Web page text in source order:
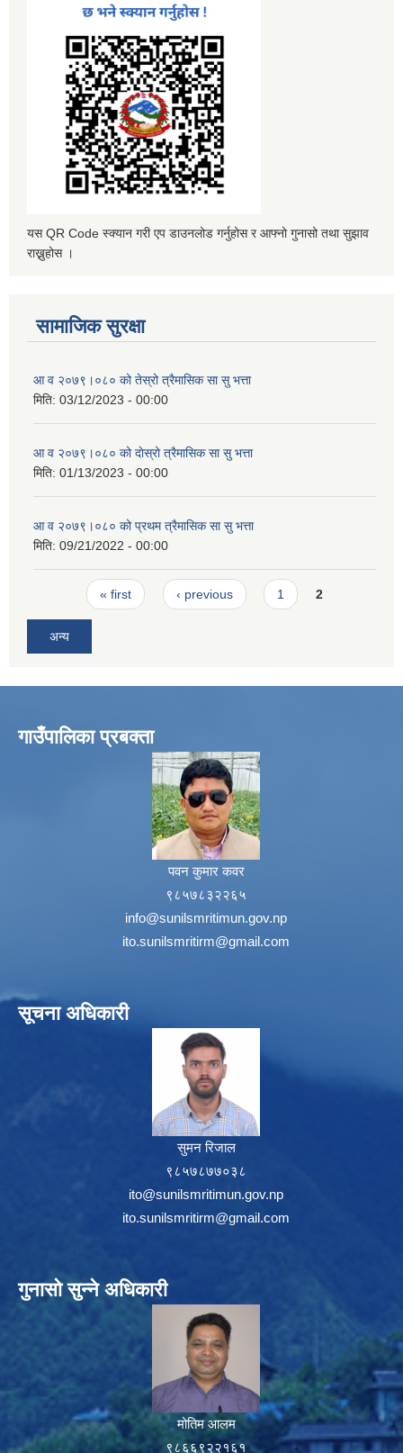
यस QR Code स्क्यान गरी एप डाउनलोड गर्नुहोस र आफ्नो गुनासो तथा सुझाव
राख्नुहोस ।
सामाजिक सुरक्षा
आ व २०७९।०८० को तेस्रो त्रैमासिक सा सु भत्ता
मिति: 03/12/2023 - 00:00
आ व २०७९।०८० को दाेस्रो त्रैमासिक सा सु भत्ता
मिति: 01/13/2023 - 00:00
आ व २०७९।०८० को प्रथम त्रैमासिक सा सु भत्ता
मिति: 09/21/2022 - 00:00
Pages« first ‹ previous 1 2
अन्य
गाउँपालिका प्रबक्ता
पवन कुमार कवर
९८५७८३२२६५
info@sunilsmritimun.gov.np
ito.sunilsmritirm@gmail.com
सूचना अधिकारी
सुमन रिजाल
९८५७८७७०३८
ito@sunilsmritimun.gov.np
ito.sunilsmritirm@gmail.com
गुनासो सुन्ने अधिकारी
मोतिम आलम
९८६६९२२१६१